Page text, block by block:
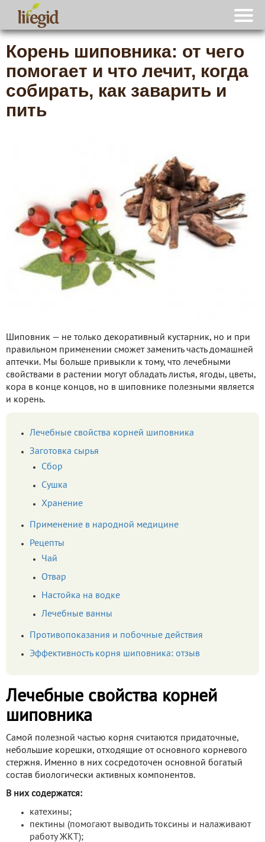
Корень шиповника: от чего
помогает и что лечит, когда
собирать, как заварить и
пить
Шиповник — не только декоративный кустарник, но и при
правильном применении сможет заменить часть домашней
аптечки. Мы больше привыкли к тому, что лечебными
свойствами в растении могут обладать листья, ягоды, цветы,
кора в конце концов, но в шиповнике полезными является
и корень.
Лечебные свойства корней шиповника
Заготовка сырья
Сбор
Сушка
Хранение
Применение в народной медицине
Рецепты
Чай
Отвар
Настойка на водке
Лечебные ванны
Противопоказания и побочные действия
Эффективность корня шиповника: отзыв
Лечебные свойства корней
шиповника
Самой полезной частью корня считаются придаточные,
небольшие корешки, отходящие от основного корневого
стержня. Именно в них сосредоточен основной богатый
состав биологически активных компонентов.
В них содержатся:
катехины;
пектины (помогают выводить токсины и налаживают
работу ЖКТ);